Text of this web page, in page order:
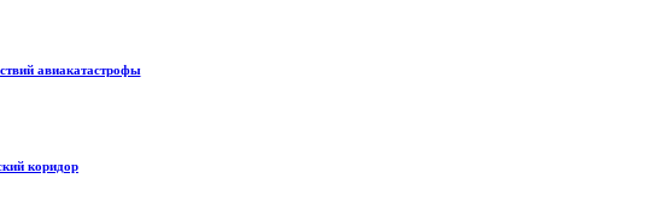
авиакатастрофы
коридор